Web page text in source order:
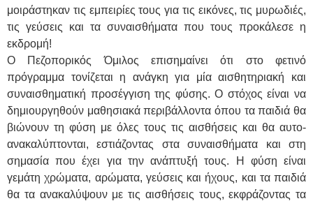
μοιράστηκαν τις εμπειρίες τους για τις εικόνες, τις μυρωδιές,
τις γεύσεις και τα συναισθήματα που τους προκάλεσε η
εκδρομή!
Ο Πεζοπορικός Όμιλος επισημαίνει ότι στο φετινό
πρόγραμμα τονίζεται η ανάγκη για μία αισθητηριακή και
συναισθηματική προσέγγιση της φύσης. Ο στόχος είναι να
δημιουργηθούν μαθησιακά περιβάλλοντα όπου τα παιδιά θα
βιώνουν τη φύση με όλες τους τις αισθήσεις και θα αυτο-
ανακαλύπτονται, εστιάζοντας στα συναισθήματα και στη
σημασία που έχει για την ανάπτυξή τους. Η φύση είναι
γεμάτη χρώματα, αρώματα, γεύσεις και ήχους, και τα παιδιά
θα τα ανακαλύψουν με τις αισθήσεις τους, εκφράζοντας τα